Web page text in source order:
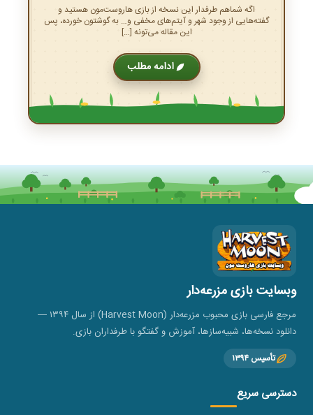
اگه شماهم طرفدار این نسخه از بازی هاروست‌مون هستید و
گفته‌هایی از وجود شهر و آیتم‌های مخفی و… به گوشتون خورده، پس
این مقاله می‌تونه […]
ادامه مطلب
وبسایت بازی مزرعه‌دار
مرجع فارسی بازی محبوب مزرعه‌دار (Harvest Moon) از سال ۱۳۹۴ —
دانلود نسخه‌ها، شبیه‌سازها، آموزش و گفتگو با طرفداران بازی.
تأسیس ۱۳۹۴
دسترسی سریع